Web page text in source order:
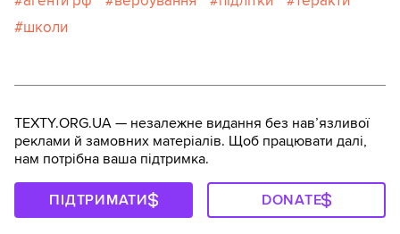
школи
TEXTY.ORG.UA — незалежне видання без навʼязливої
реклами й замовних матеріалів. Щоб працювати далі,
нам потрібна ваша підтримка.
ПІДТРИМАТИ DONATE